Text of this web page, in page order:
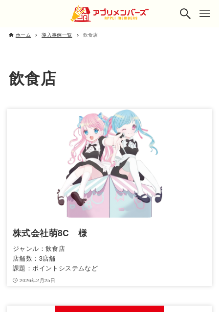
ホーム 導入事例一覧 飲食店
飲食店
株式会社萌8C 様
ジャンル：飲食店
店舗数：3店舗
課題：ポイントシステムなど
2026年2月25日